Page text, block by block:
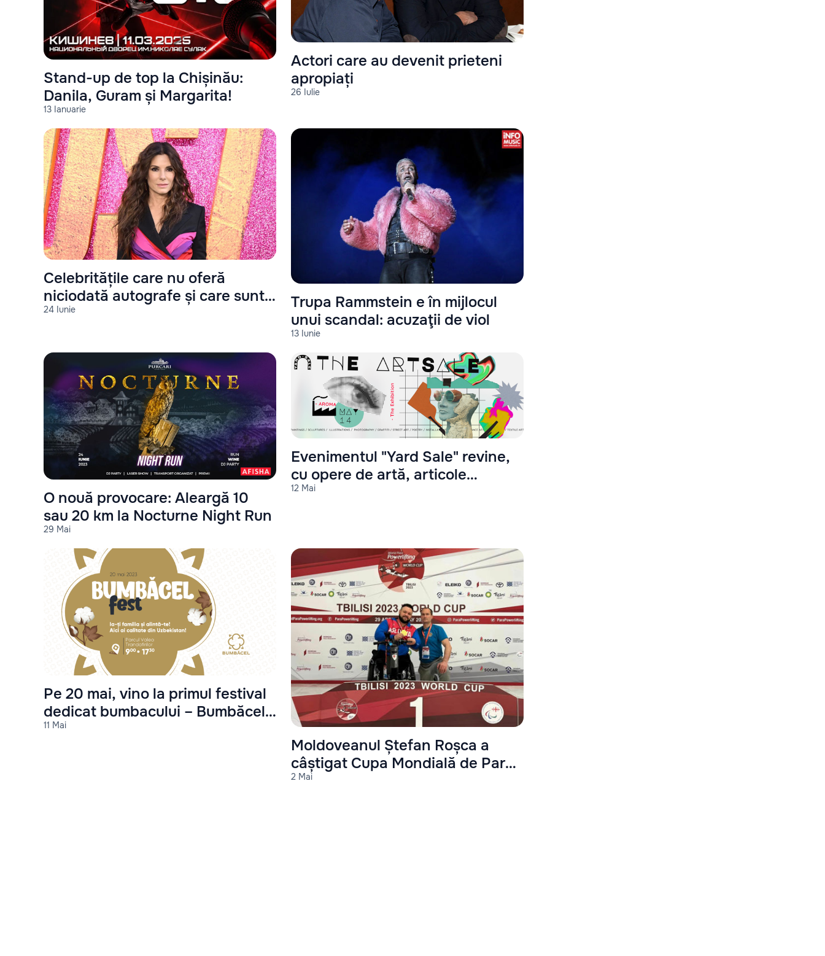
13 Ianuarie
Stand-up de top la Chișinău:
Danila, Guram și Margarita!
26 Iulie
Actori care au devenit prieteni
apropiați
24 Iunie
Celebritățile care nu oferă
niciodată autografe și care sunt
motivele
13 Iunie
Trupa Rammstein e în mijlocul
unui scandal: acuzaţii de viol
29 Mai
O nouă provocare: Aleargă 10
sau 20 km la Nocturne Night Run
12 Mai
Evenimentul "Yard Sale" revine,
cu opere de artă, articole
handmade
11 Mai
Pe 20 mai, vino la primul festival
dedicat bumbacului – Bumbăcel
Fest
2 Mai
Moldoveanul Ștefan Roșca a
câștigat Cupa Mondială de Para
Powerlifting